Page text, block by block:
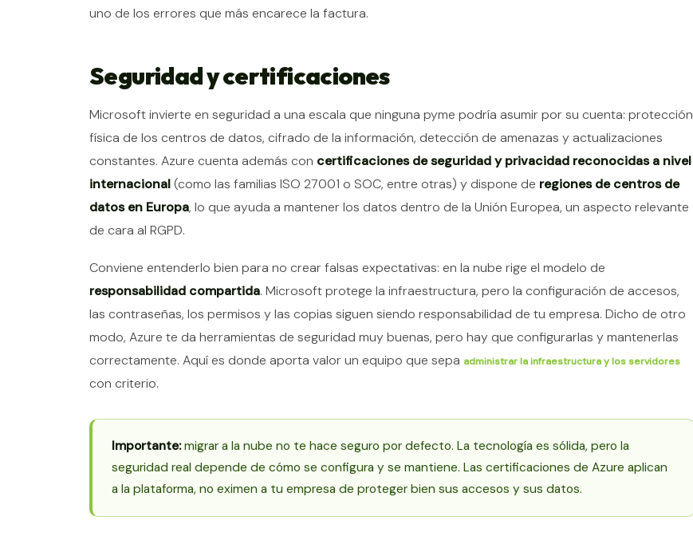
uno de los errores que más encarece la factura.
Seguridad y certificaciones
Microsoft invierte en seguridad a una escala que ninguna pyme podría asumir por su cuenta: protección
física de los centros de datos, cifrado de la información, detección de amenazas y actualizaciones
constantes. Azure cuenta además con certificaciones de seguridad y privacidad reconocidas a nivel
internacional(como las familias ISO 27001 o SOC, entre otras) y dispone de regiones de centros de
datos en Europa, lo que ayuda a mantener los datos dentro de la Unión Europea, un aspecto relevante
de cara al RGPD.
Conviene entenderlo bien para no crear falsas expectativas: en la nube rige el modelo de
responsabilidad compartida. Microsoft protege la infraestructura, pero la configuración de accesos,
las contraseñas, los permisos y las copias siguen siendo responsabilidad de tu empresa. Dicho de otro
modo, Azure te da herramientas de seguridad muy buenas, pero hay que configurarlas y mantenerlas
correctamente. Aquí es donde aporta valor un equipo que sepa administrar la infraestructura y los servidores
con criterio.
Importante:migrar a la nube no te hace seguro por defecto. La tecnología es sólida, pero la
seguridad real depende de cómo se configura y se mantiene. Las certificaciones de Azure aplican
a la plataforma, no eximen a tu empresa de proteger bien sus accesos y sus datos.